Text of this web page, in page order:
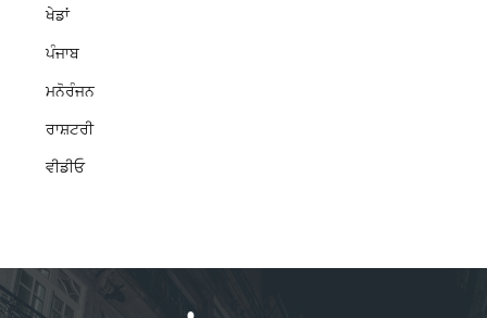
ਖੇਡਾਂ
ਪੰਜਾਬ
ਮਨੋਰੰਜਨ
ਰਾਸ਼ਟਰੀ
ਵੀਡੀਓ